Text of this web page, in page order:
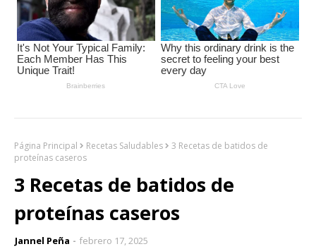
Página Principal Recetas Saludables
3 Recetas de batidos de
proteínas caseros
3 Recetas de batidos de
proteínas caseros
Jannel Peña febrero 17, 2025